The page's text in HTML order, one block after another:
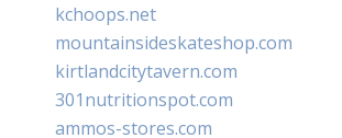
kchoops.net
mountainsideskateshop.com
kirtlandcitytavern.com
301nutritionspot.com
ammos-stores.com